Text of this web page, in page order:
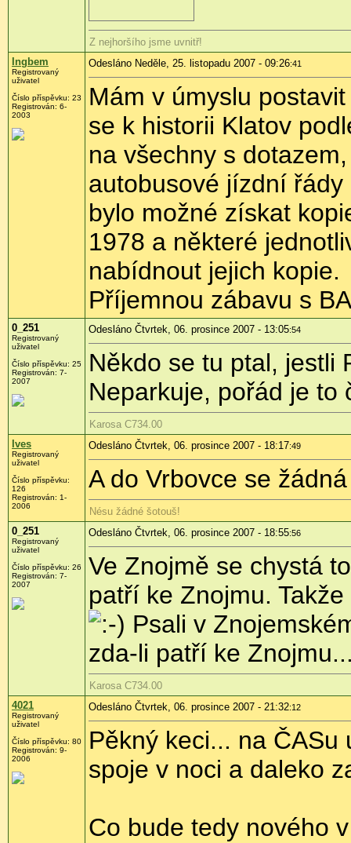
Z nejhoršího jsme uvnitř!
Ingbem
Registrovaný
uživatel
Číslo příspěvku: 23
Registrován: 6-
2003
Odesláno Neděle, 25. listopadu 2007 - 09:26:41
Mám v úmyslu
se k historii Klatov
na všechny s
autobusové jízdní
bylo možné získat
1978 a některé
nabídnout jejich kopie.
Příjemnou zábavu s
0_251
Registrovaný
uživatel
Číslo příspěvku: 25
Registrován: 7-
2007
Odesláno Čtvrtek, 06. prosince 2007 - 13:05:54
Někdo se tu ptal, jestli
Neparkuje, pořád je to
Karosa C734.00
Ives
Registrovaný
uživatel
Číslo příspěvku:
126
Registrován: 1-
2006
Odesláno Čtvrtek, 06. prosince 2007 - 18:17:49
A do Vrbovce se
Nésu žádné šotouš!
0_251
Registrovaný
uživatel
Číslo příspěvku: 26
Registrován: 7-
2007
Odesláno Čtvrtek, 06. prosince 2007 - 18:55:56
Ve Znojmě se chystá
patří ke Znojmu.
Psali v
zda-li patří ke
Karosa C734.00
4021
Registrovaný
uživatel
Číslo příspěvku: 80
Registrován: 9-
2006
Odesláno Čtvrtek, 06. prosince 2007 - 21:32:12
Pěkný keci... na ČASu
spoje v noci a daleko
Co bude tedy nového